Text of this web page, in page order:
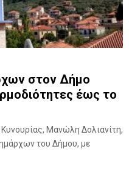
στον Δήμο
έως το
Μανώλη Δολιανίτη,
του Δήμου, με